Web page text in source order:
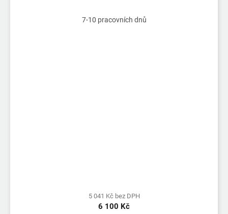
7-10 pracovních dnů
5 041 Kč bez DPH
6 100 Kč